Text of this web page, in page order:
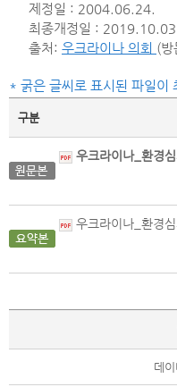
제정일 : 2004.06.24.
최종개정일 : 2019.10.03.
출처: 우크라이나 의회 (
* 굵은 글씨로 표시된 파일이
구분
우크라이나_환경심사법
우크라이나_환경심사
데